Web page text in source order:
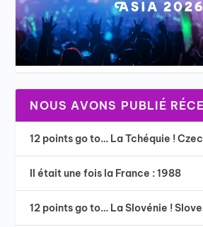
NOUS AVONS PUBLIÉ
12 points go to… La Tchéquie !
Il était une fois la France : 1988
12 points go to… La Slovénie !